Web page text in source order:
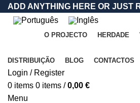
ADD ANYTHING HERE OR JUST
O PROJECTO HERDADE
DISTRIBUIÇÃO BLOG CONTACTOS
Login / Register
0 items 0 items / 0,00 €
Menu